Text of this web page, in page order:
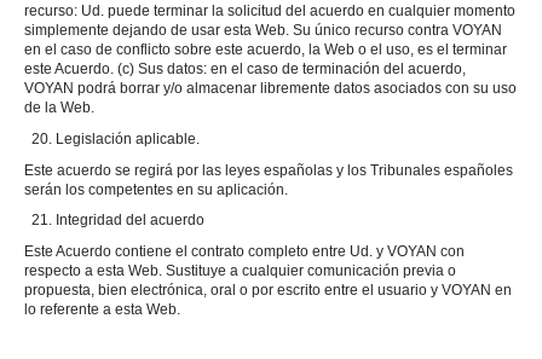
recurso: Ud. puede terminar la solicitud del acuerdo en cualquier momento
simplemente dejando de usar esta Web. Su único recurso contra VOYAN
en el caso de conflicto sobre este acuerdo, la Web o el uso, es el terminar
este Acuerdo. (c) Sus datos: en el caso de terminación del acuerdo,
VOYAN podrá borrar y/o almacenar libremente datos asociados con su uso
de la Web.
20. Legislación aplicable.
Este acuerdo se regirá por las leyes españolas y los Tribunales españoles
serán los competentes en su aplicación.
21. Integridad del acuerdo
Este Acuerdo contiene el contrato completo entre Ud. y VOYAN con
respecto a esta Web. Sustituye a cualquier comunicación previa o
propuesta, bien electrónica, oral o por escrito entre el usuario y VOYAN en
lo referente a esta Web.